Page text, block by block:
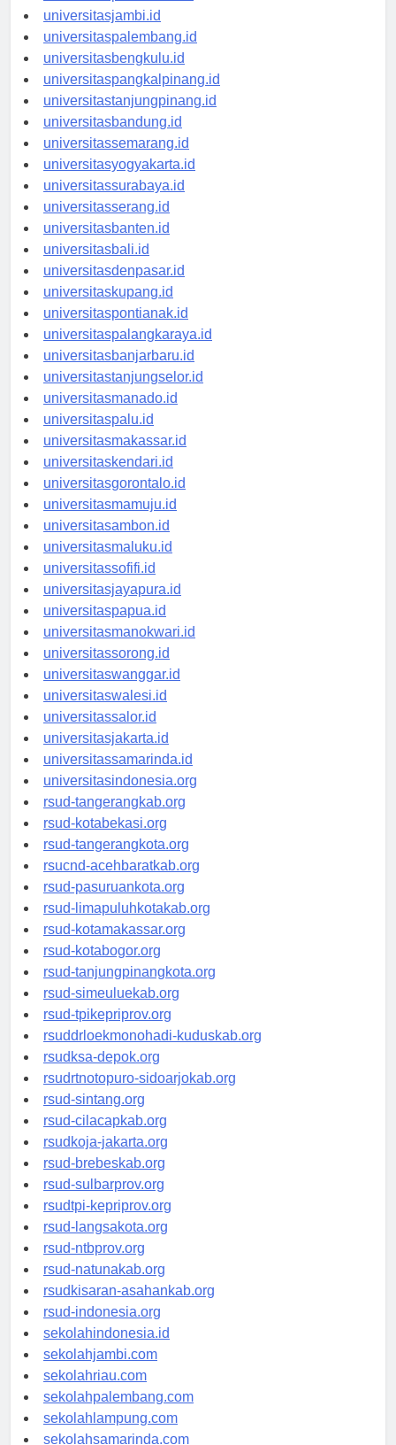
universitaspekanbaru.id
universitasjambi.id
universitaspalembang.id
universitasbengkulu.id
universitaspangkalpinang.id
universitastanjungpinang.id
universitasbandung.id
universitassemarang.id
universitasyogyakarta.id
universitassurabaya.id
universitasserang.id
universitasbanten.id
universitasbali.id
universitasdenpasar.id
universitaskupang.id
universitaspontianak.id
universitaspalangkaraya.id
universitasbanjarbaru.id
universitastanjungselor.id
universitasmanado.id
universitaspalu.id
universitasmakassar.id
universitaskendari.id
universitasgorontalo.id
universitasmamuju.id
universitasambon.id
universitasmaluku.id
universitassofifi.id
universitasjayapura.id
universitaspapua.id
universitasmanokwari.id
universitassorong.id
universitaswanggar.id
universitaswalesi.id
universitassalor.id
universitasjakarta.id
universitassamarinda.id
universitasindonesia.org
rsud-tangerangkab.org
rsud-kotabekasi.org
rsud-tangerangkota.org
rsucnd-acehbaratkab.org
rsud-pasuruankota.org
rsud-limapuluhkotakab.org
rsud-kotamakassar.org
rsud-kotabogor.org
rsud-tanjungpinangkota.org
rsud-simeuluekab.org
rsud-tpikepriprov.org
rsuddrloekmonohadi-kuduskab.org
rsudksa-depok.org
rsudrtnotopuro-sidoarjokab.org
rsud-sintang.org
rsud-cilacapkab.org
rsudkoja-jakarta.org
rsud-brebeskab.org
rsud-sulbarprov.org
rsudtpi-kepriprov.org
rsud-langsakota.org
rsud-ntbprov.org
rsud-natunakab.org
rsudkisaran-asahankab.org
rsud-indonesia.org
sekolahindonesia.id
sekolahjambi.com
sekolahriau.com
sekolahpalembang.com
sekolahlampung.com